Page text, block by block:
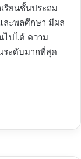
รียนชั้นประถม
ละพลศึกษา มีผล
ไปได้ ความ
ระดับมากที่สุด